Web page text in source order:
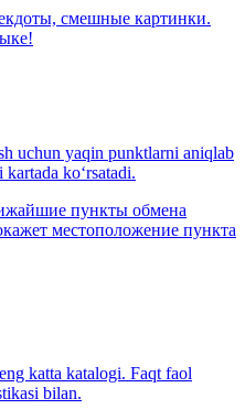
смешные картинки.
uchun yaqin punktlarni aniqlab
ko‘rsatadi.
пункты обмена
местоположение пункта
katta katalogi. Faqt faol
bilan.